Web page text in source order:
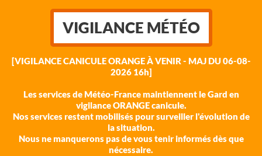
VIGILANCE MÉTÉO
[VIGILANCE CANICULE ORANGE À VENIR - MAJ DU 06-08-
2026 16h]
Les services de Météo-France maintiennent le Gard en
vigilance ORANGE canicule.
Nos services restent mobilisés pour surveiller l'évolution de
la situation.
Nous ne manquerons pas de vous tenir informés dès que
nécessaire.